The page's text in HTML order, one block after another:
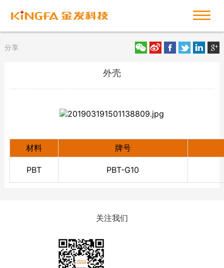
分享
外壳
材料 牌号
PBT PBT-G10
关注我们